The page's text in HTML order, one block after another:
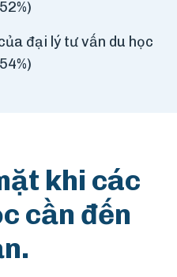
đại lý tư vấn du học
khi các
cần đến